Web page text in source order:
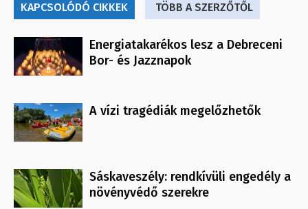
KAPCSOLÓDÓ CIKKEK TÖBB A SZERZŐTŐL
Energiatakarékos lesz a Debreceni
Bor- és Jazznapok
A vízi tragédiák megelőzhetők
Sáskaveszély: rendkívüli engedély a
növényvédő szerekre